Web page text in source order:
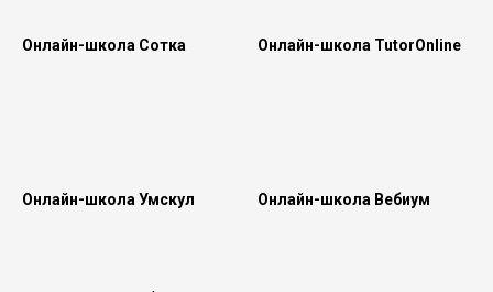
Онлайн-школа Сотка Онлайн-школа TutorOnline
Онлайн-школа Умскул Онлайн-школа Вебиум